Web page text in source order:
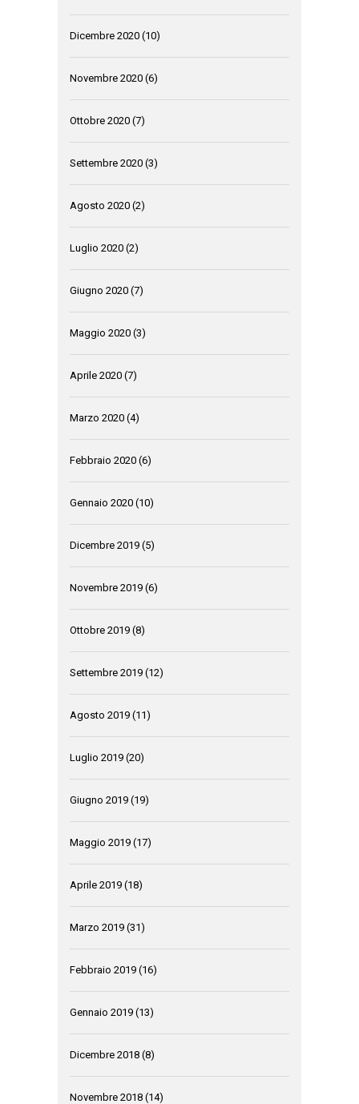
Dicembre 2020 (10)
Novembre 2020 (6)
Ottobre 2020 (7)
Settembre 2020 (3)
Agosto 2020 (2)
Luglio 2020 (2)
Giugno 2020 (7)
Maggio 2020 (3)
Aprile 2020 (7)
Marzo 2020 (4)
Febbraio 2020 (6)
Gennaio 2020 (10)
Dicembre 2019 (5)
Novembre 2019 (6)
Ottobre 2019 (8)
Settembre 2019 (12)
Agosto 2019 (11)
Luglio 2019 (20)
Giugno 2019 (19)
Maggio 2019 (17)
Aprile 2019 (18)
Marzo 2019 (31)
Febbraio 2019 (16)
Gennaio 2019 (13)
Dicembre 2018 (8)
Novembre 2018 (14)